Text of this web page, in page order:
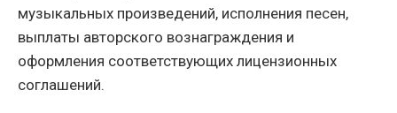
музыкальных произведений, исполнения песен,
выплаты авторского вознаграждения и
оформления соответствующих лицензионных
соглашений.